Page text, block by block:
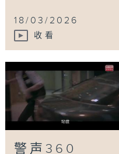
18/03/2026
收看
警声360